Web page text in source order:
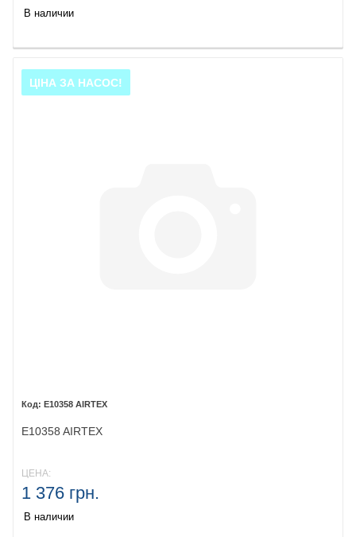
В наличии
ЦІНА ЗА НАСОС!
E10358 AIRTEX
E10358 AIRTEX
ЦЕНА:
1 376 грн.
В наличии